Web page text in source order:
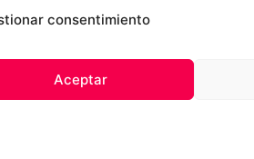
consentimiento
Aceptar
y Condiciones Aviso Sobre el Uso de IA